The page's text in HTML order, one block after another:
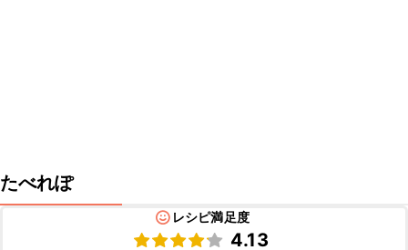
たべれぽ
レシピ満足度
4.13